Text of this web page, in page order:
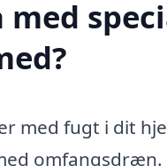
med fugt i dit